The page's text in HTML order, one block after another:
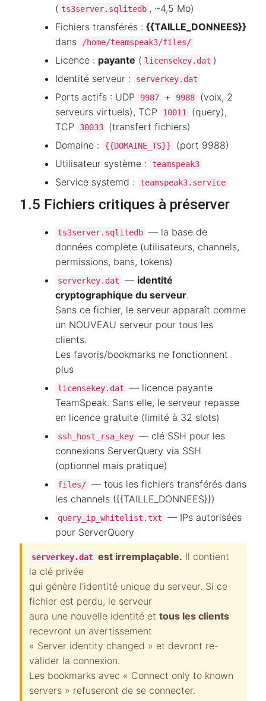
( ts3server.sqlitedb , ~4,5 Mo)
Fichiers transférés : {{TAILLE_DONNEES}}
dans
/home/teamspeak3/files/
Licence : payante ( licensekey.dat )
Identité serveur :
serverkey.dat
Ports actifs : UDP 9987 + 9988
(voix, 2
serveurs virtuels), TCP
10011
(query),
TCP
30033
(transfert fichiers)
Domaine :
{{DOMAINE_TS}}
(port 9988)
Utilisateur système :
teamspeak3
Service systemd : teamspeak3.service
1.5 Fichiers critiques à préserver
ts3server.sqlitedb — la base de
données complète (utilisateurs, channels,
permissions, bans, tokens)
serverkey.dat — identité
cryptographique du serveur.
Sans ce fichier, le serveur apparaît comme
un NOUVEAU serveur pour tous les
clients.
Les favoris/bookmarks ne fonctionnent
plus
licensekey.dat
— licence payante
TeamSpeak. Sans elle, le serveur repasse
en licence gratuite (limité à 32 slots)
ssh_host_rsa_key — clé SSH pour les
connexions ServerQuery via SSH
(optionnel mais pratique)
files/ — tous les fichiers transférés dans
les channels ({{TAILLE_DONNEES}})
query_ip_whitelist.txt
— IPs autorisées
pour ServerQuery
serverkey.dat est irremplaçable. Il contient
la clé privée
qui génère l’identité unique du serveur. Si ce
fichier est perdu, le serveur
aura une nouvelle identité et tous les clients
recevront un avertissement
« Server identity changed » et devront re-
valider la connexion.
Les bookmarks avec « Connect only to known
servers » refuseront de se connecter.